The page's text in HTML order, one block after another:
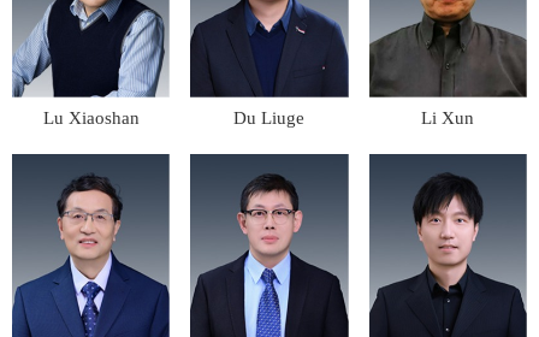
Lu Xiaoshan Du Liuge Li Xun